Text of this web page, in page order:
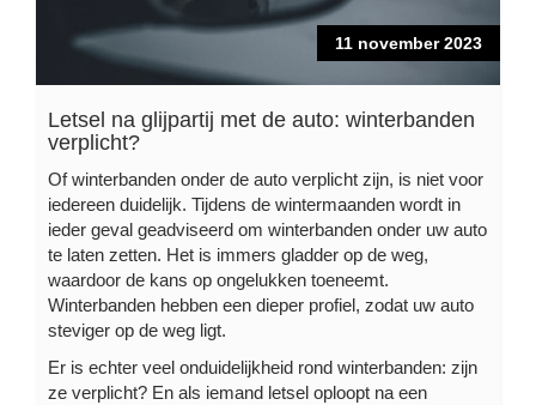
11 november 2023
Letsel na glijpartij met de auto: winterbanden
verplicht?
Of winterbanden onder de auto verplicht zijn, is niet voor
iedereen duidelijk. Tijdens de wintermaanden wordt in
ieder geval geadviseerd om winterbanden onder uw auto
te laten zetten. Het is immers gladder op de weg,
waardoor de kans op ongelukken toeneemt.
Winterbanden hebben een dieper profiel, zodat uw auto
steviger op de weg ligt.
Er is echter veel onduidelijkheid rond winterbanden: zijn
ze verplicht? En als iemand letsel oploopt na een